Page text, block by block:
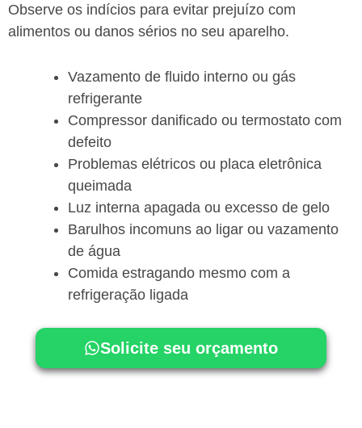
Observe os indícios para evitar prejuízo com
alimentos ou danos sérios no seu aparelho.
Vazamento de fluido interno ou gás
refrigerante
Compressor danificado ou termostato com
defeito
Problemas elétricos ou placa eletrônica
queimada
Luz interna apagada ou excesso de gelo
Barulhos incomuns ao ligar ou vazamento
de água
Comida estragando mesmo com a
refrigeração ligada
Solicite seu orçamento